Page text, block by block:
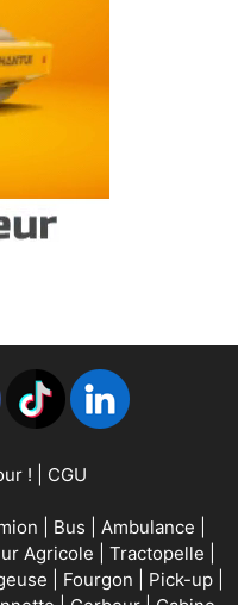
! CGU
Bus Ambulance
Agricole Tractopelle
Fourgon Pick-up